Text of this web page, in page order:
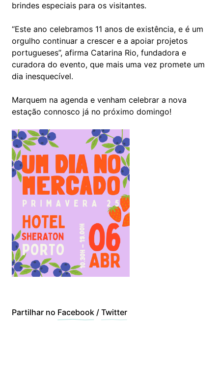
brindes especiais para os visitantes.
“Este ano celebramos 11 anos de existência, e é um
orgulho continuar a crescer e a apoiar projetos
portugueses”, afirma Catarina Rio, fundadora e
curadora do evento, que mais uma vez promete um
dia inesquecível.
Marquem na agenda e venham celebrar a nova
estação connosco já no próximo domingo!
Partilhar no Facebook / Twitter